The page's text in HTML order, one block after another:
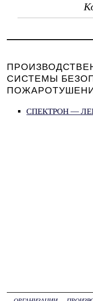
СИСТЕМЫ
СПЕКТРОН —